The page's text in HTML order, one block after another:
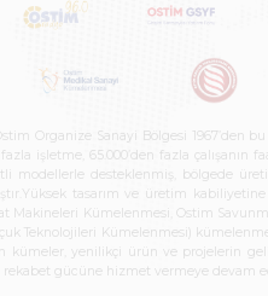
Organize Sanayi Bölgesi 1967’den
işletme, 65.000’den fazla çalışanın
modellerle desteklenmiş, bölgede
tasarım ve üretim
Makineleri Kümelenmesi, Ostim
Teknolojileri Kümelenmesi)
yenilikçi ürün ve projelerin
rekabet gücüne hizmet vermeye devam